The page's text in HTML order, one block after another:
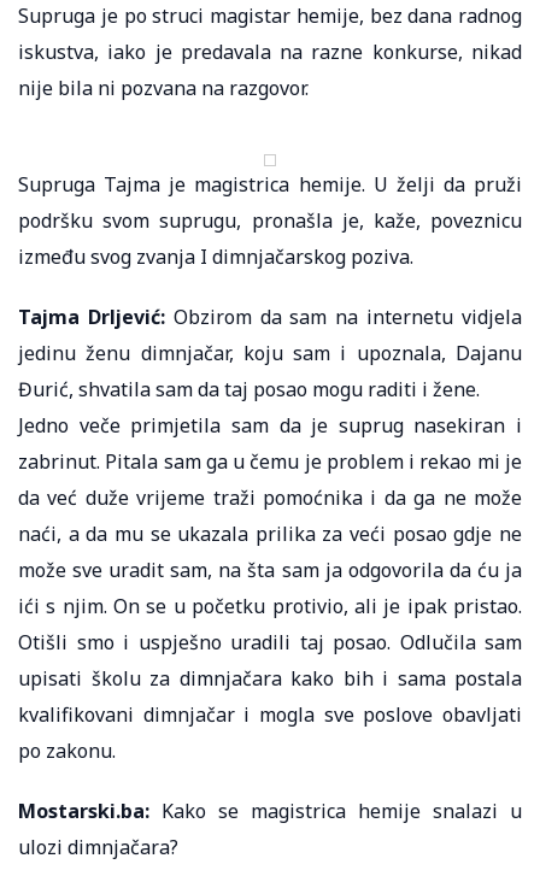
Supruga je po struci magistar hemije, bez dana radnog
iskustva, iako je predavala na razne konkurse, nikad
nije bila ni pozvana na razgovor.
Supruga Tajma je magistrica hemije. U želji da pruži
podršku svom suprugu, pronašla je, kaže, poveznicu
između svog zvanja I dimnjačarskog poziva.
Tajma Drljević:Obzirom da sam na internetu vidjela
jedinu ženu dimnjačar, koju sam i upoznala, Dajanu
Đurić, shvatila sam da taj posao mogu raditi i žene.
Jedno veče primjetila sam da je suprug nasekiran i
zabrinut. Pitala sam ga u čemu je problem i rekao mi je
da već duže vrijeme traži pomoćnika i da ga ne može
naći, a da mu se ukazala prilika za veći posao gdje ne
može sve uradit sam, na šta sam ja odgovorila da ću ja
ići s njim. On se u početku protivio, ali je ipak pristao.
Otišli smo i uspješno uradili taj posao. Odlučila sam
upisati školu za dimnjačara kako bih i sama postala
kvalifikovani dimnjačar i mogla sve poslove obavljati
po zakonu.
Mostarski.ba: Kako se magistrica hemije snalazi u
ulozi dimnjačara?